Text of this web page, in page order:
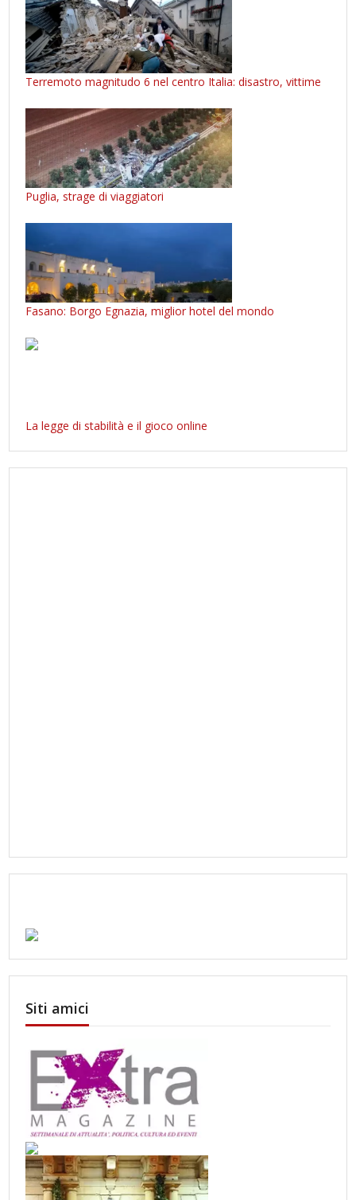
Terremoto magnitudo 6 nel centro Italia: disastro, vittime
Puglia, strage di viaggiatori
Fasano: Borgo Egnazia, miglior hotel del mondo
La legge di stabilità e il gioco online
Siti amici